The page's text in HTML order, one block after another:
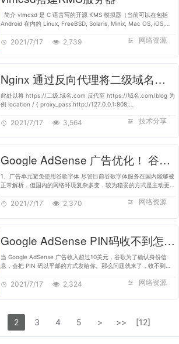
简介 vlmcsd 是 C 语言写的开源 KMS 模拟器（当前可以在包括
Android 在内的 Linux, FreeBSD, Solaris, Minix, Mac OS, iOS,
建并使用 system…
网络资源
2021/7/17 2,739
Nginx 通过反向代理将二级域名反代至二级目录
此处以将 https://二级.域名.com 反代至 https://域名.com/blog 为
例 location / { proxy_pass http://127.0.0.1:808;
proxy_set_header Upgrade…
技术分享
2021/7/17 3,564
Google AdSense 广告优化！ 谷歌广告联盟
1、广告单元避免使用谷歌字体 尽管目前谷歌字体服务在国内能够被
正常解析，但国内的网络环境复杂多变，较为稳妥的方式是主动更改
元数量 规划…
网络资源
2021/7/17 2,370
Google AdSense PIN码收不到怎么办？人工核验更高效！
当 Google AdSense 广告收入超过10美元，谷歌为了确认身份信
息，会把 PIN 码以平邮的方式发给你。那么问题就来了，收不到
久？Google AdSense PIN 码一直…
网络资源
2021/7/17 2,324
2 3 4 5 > >> [12]